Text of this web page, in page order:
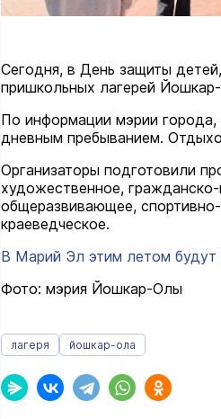
Сегодня, в День защиты
пришкольных лагерей
По информации мэрии города,
дневным пребыванием.
Организаторы подготовили
художественное,
общеразвивающее,
краеведческое.
В Марий Эл этим летом будут
Фото: мэрия Йошкар-Олы
лагеря йошкар-ола